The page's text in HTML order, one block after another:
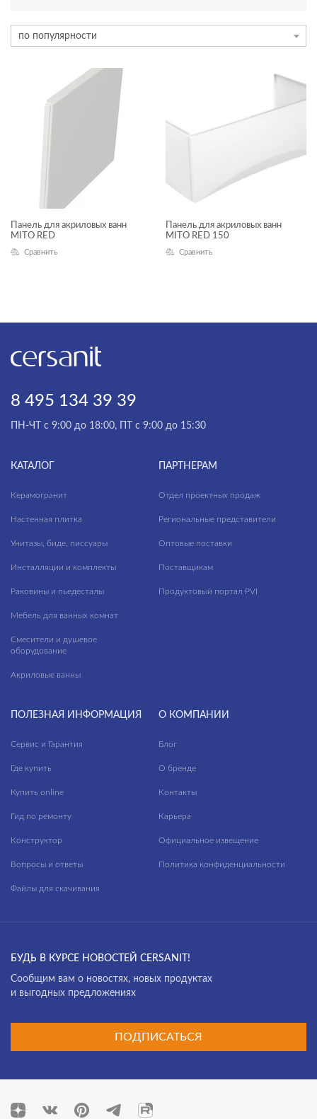
Длина, см
Панели для ванн
по популярности
Панель для акриловых ванн
MITO RED
Сравнить
Панель для акриловых ванн
MITO RED 150
Сравнить
8 495 134 39 39
ПН-ЧТ с 9:00 до 18:00, ПТ с 9:00 до 15:30
КАТАЛОГ
Керамогранит
Настенная плитка
Унитазы, биде, писсуары
Инсталляции и комплекты
Раковины и пьедесталы
Мебель для ванных комнат
Смесители и душевое
оборудование
Акриловые ванны
ПАРТНЕРАМ
Отдел проектных продаж
Региональные представители
Оптовые поставки
Поставщикам
Продуктовый портал PVI
ПОЛЕЗНАЯ ИНФОРМАЦИЯ
Сервис и Гарантия
Где купить
Купить online
Гид по ремонту
Конструктор
Вопросы и ответы
Файлы для скачивания
О КОМПАНИИ
Блог
О бренде
Контакты
Карьера
Официальное извещение
Политика конфиденциальности
БУДЬ В КУРСЕ НОВОСТЕЙ CERSANIT!
Cообщим вам о новостях, новых продуктах
и выгодных предложениях
ПОДПИСАТЬСЯ